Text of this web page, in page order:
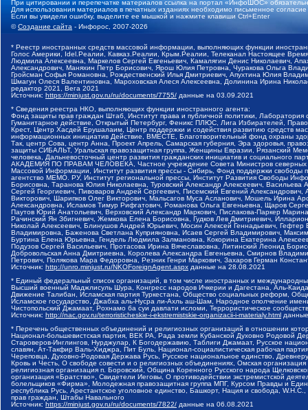
При цитировании и перепечатке материалов ссылка на портал «ИнфоШОС»
Для использования материалов в печатных изданиях необходимо письменное
Если вы увидели ошибку, выделите ее мышкой и нажмите клавиши Ctrl+Enter
©Создание сайта - Инфорос, 2007-2026
* Реестр иностранных средств массовой информации, выполняющих функции
Голос Америки, Idel.Реалии, Кавказ.Реалии, Крым.Реалии, Телеканал Настоящее
Людмила Алексеевна, Маркелов Сергей Евгеньевич, Камалягин Денис Николаевич,
Александрович, Маняхин Петр Борисович, Ярош Юлия Петровна, Чуракова Ольга
Гройсман Софья Романовна, Рождественский Илья Дмитриевич, Апухтина Юлия
Шмагун Олеся Валентиновна, Мароховская Алеся Алексеевна, Долинина Ирина
редактор 2021, Вега 2021
Источник: https://minjust.gov.ru/ru/documents/7755/ данные на 03.09.2021
* Сведения реестра НКО, выполняющих функции иностранного агента:
Фонд защиты прав граждан Штаб, Институт права и публичной политики,
Гуманитарное действие, Открытый Петербург, Феникс ПЛЮС, Лига Избирателей,
Крест, Центр Хасдей Ерушалаим, Центр поддержки и содействия развитию средств
информационных инициатив Действие, ВМЕСТЕ, Благотворительный фонд охраны
Так, центр Сова, центр Анна, Проект Апрель, Самарская губерния, Эра здоровья,
защиты СИБАЛЬТ, Уральская правозащитная группа, Женщины Евразии, Рязанский
человека, Дальневосточный центр развития гражданских инициатив и социального
АКАДЕМИЯ ПО ПРАВАМ ЧЕЛОВЕКА, Частное учреждение Совета Министров северных
Массовой Информации, Институт развития прессы - Сибирь, Фонд поддержки
агентство МЕМО. РУ, Институт региональной прессы, Институт Развития Свободы
Борисовна, Таранова Юлия Николаевна, Туровский Александр Алексеевич,
Сергей Георгиевич, Пивоваров Андрей Сергеевич, Писемский Евгений
Викторович, Шарипков Олег Викторович, Мальсагов Муса Асланович, Мошель Ирина
Александровна, Исламов Тимур Рифгатович, Романова Ольга Евгеньевна, Щаров
Паутов Юрий Анатольевич, Верховский Александр Маркович, Пислакова-Паркер
Рачинский Ян Збигневич, Жемкова Елена Борисовна, Гудков Лев Дмитриевич,
Николай Алексеевич, Блинушов Андрей Юрьевич, Мосин Алексей Геннадьевич,
Владимировна, Баженова Светлана Куприяновна, Исаев Сергей Владимирович,
Буртина Елена Юрьевна, Гендель Людмила Залмановна, Кокорина Екатерина
Подузов Сергей Васильевич, Протасова Ирина Вячеславовна, Литинский Леонид
Добровольская Анна Дмитриевна, Королева Александра Евгеньевна, Смирнов
Петрович, Полякова Мара Федоровна, Резник Генри Маркович, Захаров Герман
Источник: http://unro.minjust.ru/NKOForeignAgent.aspx данные на 28.08.2021
* Единый федеральный список организаций, в том числе иностранных и
Высший военный Маджлисуль Шура, Конгресс народов Ичкерии и Дагестана, Аль-
Движение Талибан, Исламская партия Туркестана, Общество социальных реформ,
Исламское государство, Джабха аль-Нусра ли-Ахль аш-Шам, Народное ополчение
Чистопольский Джамаат, Рохнамо ба суи давлати исломи, Террористическое
Источник: http://nac.gov.ru/terroristicheskie-i-ekstremistskie-organizacii-i-materialy.html
* Перечень общественных объединений и религиозных организаций в отношении
Национал-большевистская партия, ВЕК РА, Рада земли Кубанской Духовно Родовой
Староверов-Инглингов, Нурджулар, К Богодержавию, Таблиги Джамаат, Русское
славян, Ат-Такфир Валь-Хиджра, Пит Буль, Национал-социалистическая рабочая
Череповца, Духовно-Родовая Держава Русь, Русское национальное единство,
Кровь и Честь, О свободе совести и о религиозных объединениях, Омская
религиозная организация п. Боровский, Община Коренного Русского народа
организация «Братство», Свидетели Иеговы, О противодействии экстремистской
болельщиков «Фирма», Молодежная правозащитная группа МПГ, Курсом Правды и
республика Русь, Арестантское уголовное единство, Башкорт, Нация и свобода,
прав граждан, Штабы Навального
Источник: https://minjust.gov.ru/ru/documents/7822/ данные на 06.08.2021